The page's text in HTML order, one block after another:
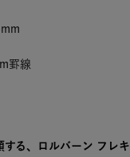
罫線
する、ロルバーン フレ